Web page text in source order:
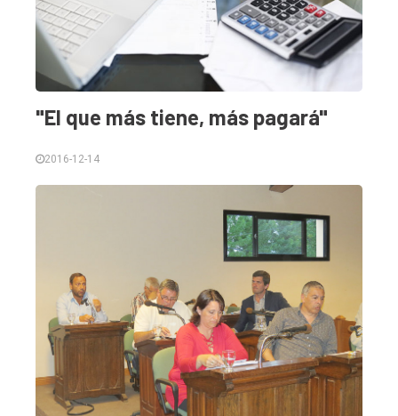
"El que más tiene, más pagará"
2016-12-14